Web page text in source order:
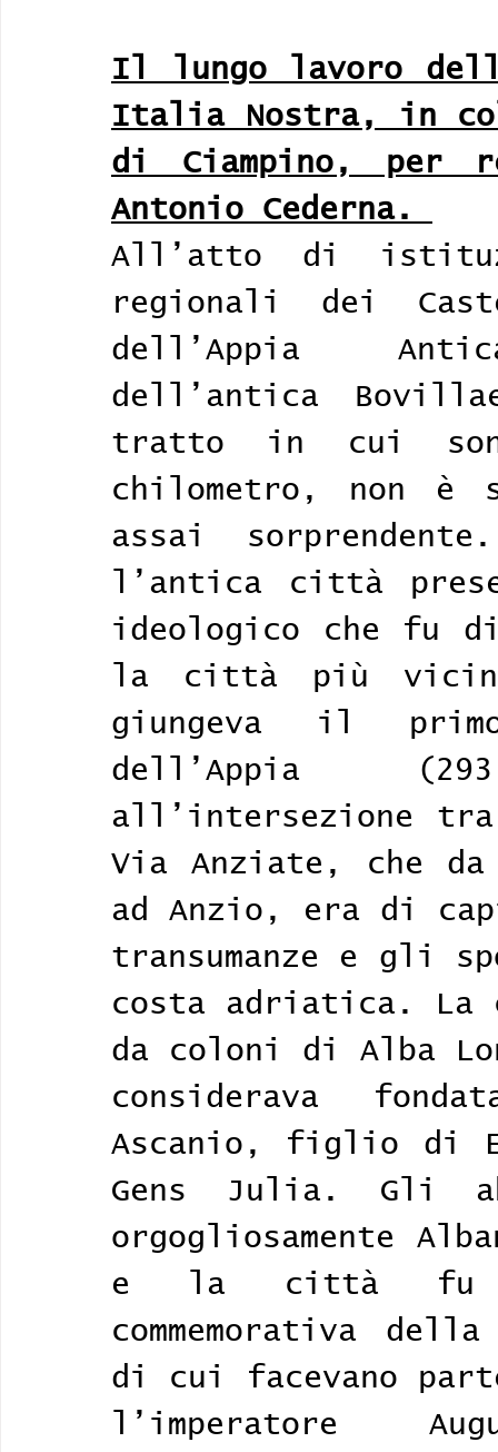
Il lungo lavoro
Italia Nostra, in
di Ciampino, per
Antonio Cederna.
All’atto di
regionali dei
dell’Appia
dell’antica
tratto in cui
chilometro, non è
assai
l’antica città
ideologico che fu di
la città più
giungeva il
dell’Appia
all’intersezione tra
Via Anziate, che
ad Anzio, era di
transumanze e gli
costa adriatica. La
da coloni di Alba
considerava
Ascanio, figlio di
Gens Julia. Gli
orgogliosamente
e la città fu
commemorativa
di cui facevano
l’imperatore